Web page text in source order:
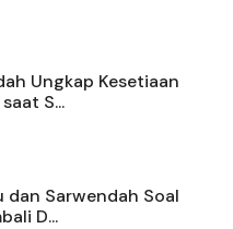
Ungkap Kesetiaan
S...
dan Sarwendah Soal
D...